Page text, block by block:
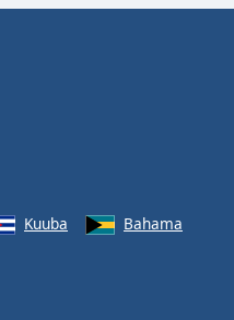
Kuuba
Bahama